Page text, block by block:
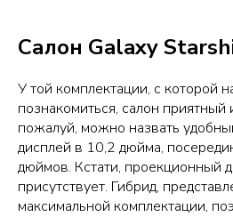
Салон Galaxy
У той комплектации, с которой
познакомиться, салон
пожалуй, можно назвать
дисплей в 10,2 дюйма,
дюймов. Кстати, проекционный
присутствует. Гибрид,
максимальной комплектации,